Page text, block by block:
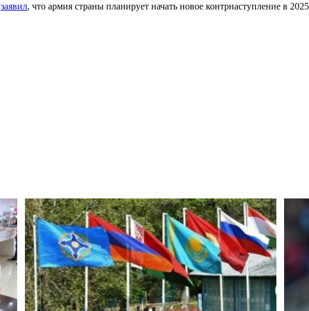
заявил, что армия страны планирует начать новое контрнаступление в